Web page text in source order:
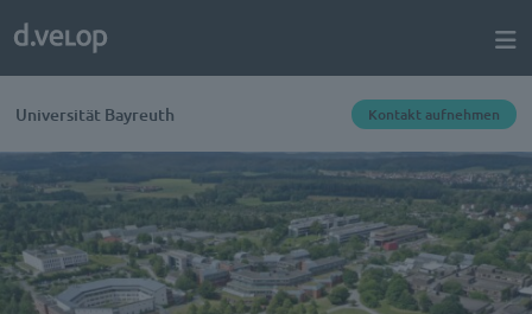
Universität Bayreuth Kontakt aufnehmen